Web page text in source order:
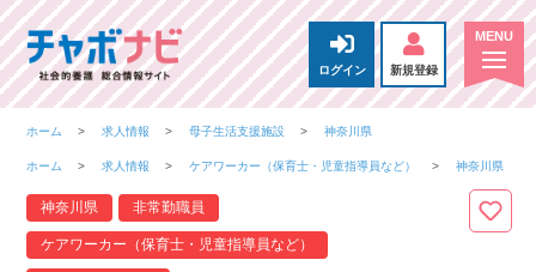
ログイン 新規登録
ホーム 求人情報 母子生活支援施設 神奈川県
ホーム 求人情報 ケアワーカー（保育士・児童指導員など） 神奈川県
神奈川県 非常勤職員
ケアワーカー（保育士・児童指導員など）